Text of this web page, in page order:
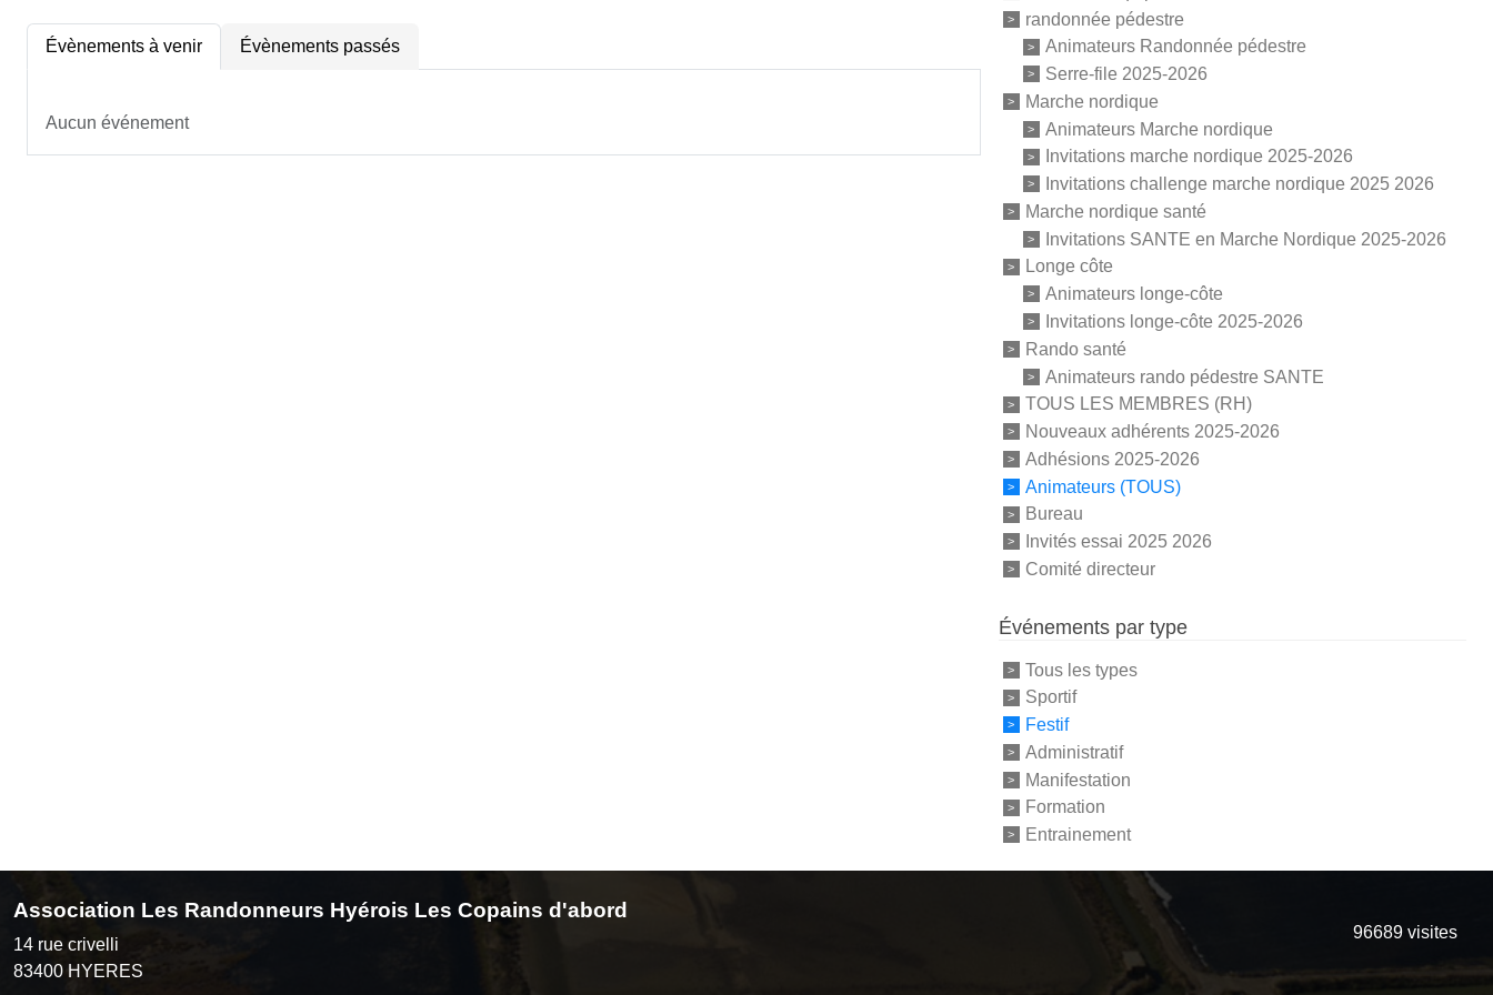
Évènements à venir Évènements passés
Aucun événement
randonnée pédestre
Animateurs Randonnée pédestre
Serre-file 2025-2026
Marche nordique
Animateurs Marche nordique
Invitations marche nordique 2025-2026
Invitations challenge marche nordique 2025 2026
Marche nordique santé
Invitations SANTE en Marche Nordique 2025-2026
Longe côte
Animateurs longe-côte
Invitations longe-côte 2025-2026
Rando santé
Animateurs rando pédestre SANTE
TOUS LES MEMBRES (RH)
Nouveaux adhérents 2025-2026
Adhésions 2025-2026
Animateurs (TOUS)
Bureau
Invités essai 2025 2026
Comité directeur
Événements par type
Tous les types
Sportif
Festif
Administratif
Manifestation
Formation
Entrainement
Association Les Randonneurs Hyérois Les Copains d'abord
14 rue crivelli
83400 HYERES
96689 visites